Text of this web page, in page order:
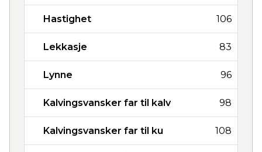
Hastighet 106
Lekkasje 83
Lynne 96
Kalvingsvansker far til kalv 98
Kalvingsvansker far til ku 108